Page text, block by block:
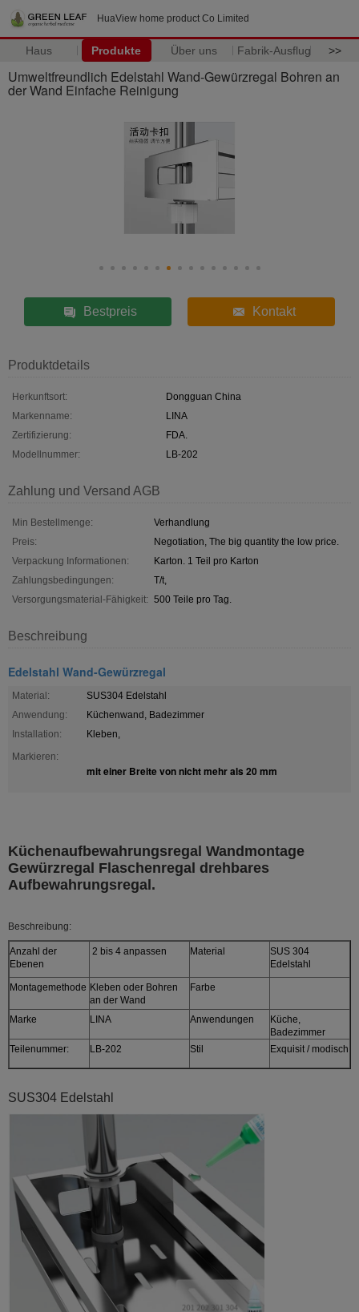
HuaView home product Co Limited
Haus Produkte Über uns Fabrik-Ausflug >>
Umweltfreundlich Edelstahl Wand-Gewürzregal Bohren an
der Wand Einfache Reinigung
Bestpreis Kontakt
Produktdetails
Herkunftsort:
Dongguan China
Markenname:
LINA
Zertifizierung:
FDA.
Modellnummer:
LB-202
Zahlung und Versand AGB
Min Bestellmenge:
Verhandlung
Preis:
Negotiation, The big quantity the low price.
Verpackung Informationen:
Karton. 1 Teil pro Karton
Zahlungsbedingungen:
T/t,
Versorgungsmaterial-Fähigkeit: 500 Teile pro Tag.
Beschreibung
Edelstahl Wand-Gewürzregal
Material:
SUS304 Edelstahl
Anwendung:
Küchenwand, Badezimmer
Installation:
Kleben,
Markieren:
mit einer Breite von nicht mehr als 20 mm
Küchenaufbewahrungsregal Wandmontage
Gewürzregal Flaschenregal drehbares
Aufbewahrungsregal.
Beschreibung:
Anzahl der
Ebenen
2 bis 4 anpassen Material
SUS 304
Edelstahl
Montagemethode Kleben oder Bohren
an der Wand
Farbe
Marke LINA Anwendungen
Küche,
Badezimmer
Teilenummer:
LB-202 Stil Exquisit / modisch
SUS304 Edelstahl